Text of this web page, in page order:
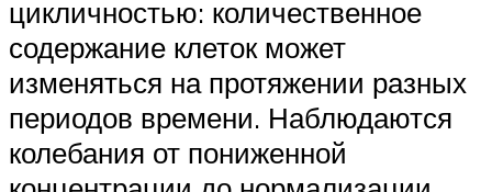
цикличностью: количественное
содержание клеток может
изменяться на протяжении разных
периодов времени. Наблюдаются
колебания от пониженной